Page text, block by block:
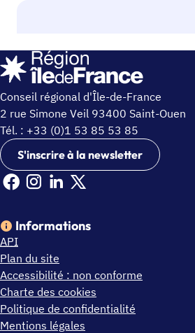
Conseil régional d'Île-de-France
2 rue Simone Veil 93400 Saint-Ouen
Tél. : +33 (0)1 53 85 53 85
S'inscrire à la newsletter
Facebook Ile de France (nouvelle
Instagram Ile de France
Linkedin Ile de France
X Ile de France
Informations
API
Plan du site
Accessibilité : non conforme
Charte des cookies
Politique de confidentialité
Mentions légales